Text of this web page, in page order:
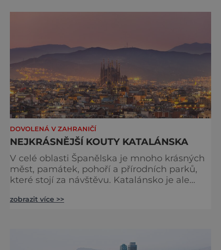
DOVOLENÁ V ZAHRANIČÍ
NEJKRÁSNĚJŠÍ KOUTY KATALÁNSKA
V celé oblasti Španělska je mnoho krásných
měst, památek, pohoří a přírodních parků,
které stojí za návštěvu. Katalánsko je ale
Barcelony přijíždějí turisté hlavně z
velmi kvalitní železniční sít. Jízdní řády se
zobrazit více >>